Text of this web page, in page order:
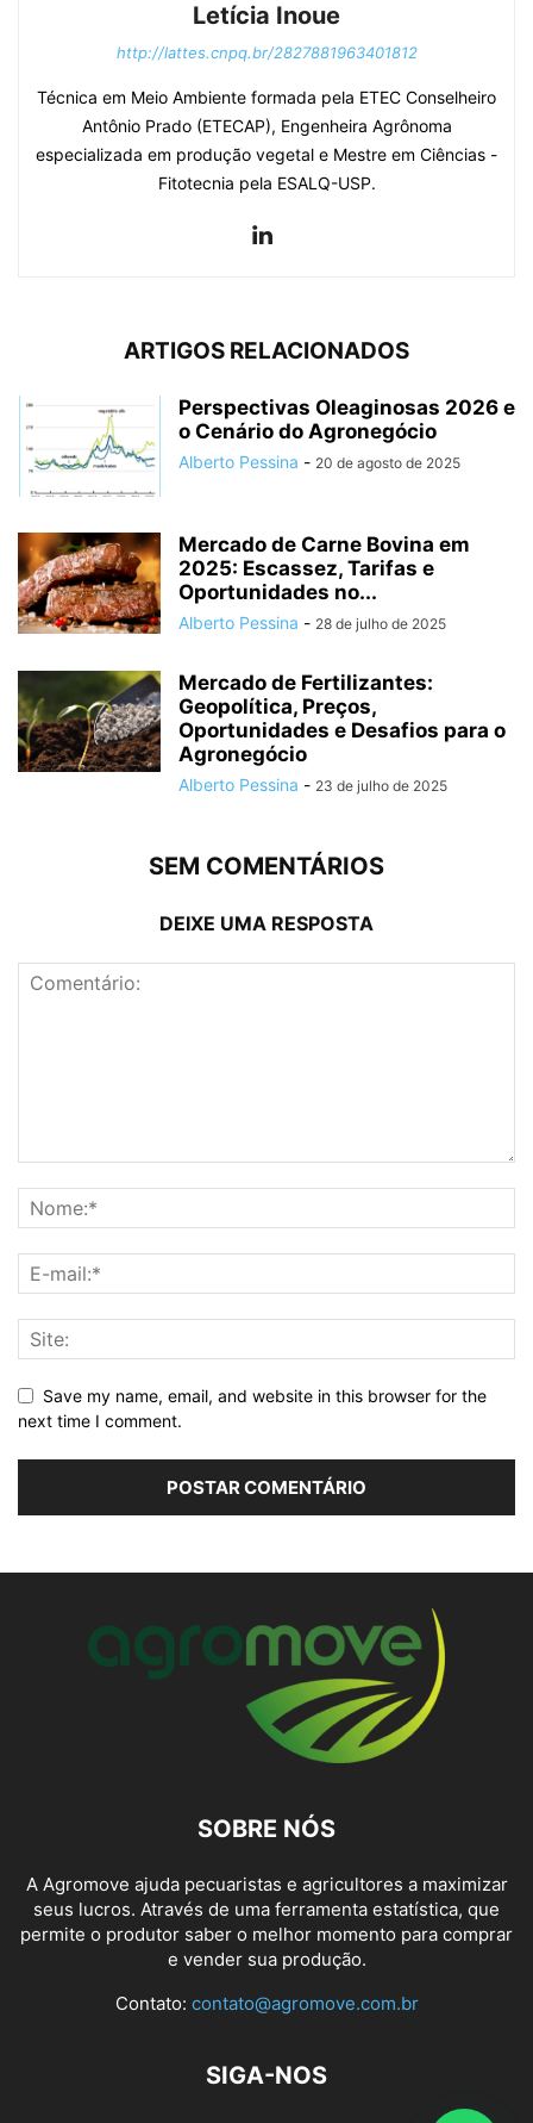
Letícia Inoue
http://lattes.cnpq.br/2827881963401812
Técnica em Meio Ambiente formada pela ETEC Conselheiro
Antônio Prado (ETECAP), Engenheira Agrônoma
especializada em produção vegetal e Mestre em Ciências -
Fitotecnia pela ESALQ-USP.
ARTIGOS RELACIONADOS
Perspectivas Oleaginosas 2026 e
o Cenário do Agronegócio
Alberto Pessina - 20 de agosto de 2025
Mercado de Carne Bovina em
2025: Escassez, Tarifas e
Oportunidades no...
Alberto Pessina - 28 de julho de 2025
Mercado de Fertilizantes:
Geopolítica, Preços,
Oportunidades e Desafios para o
Agronegócio
Alberto Pessina - 23 de julho de 2025
SEM COMENTÁRIOS
DEIXE UMA RESPOSTA
Save my name, email, and website in this browser for the
next time I comment.
SOBRE NÓS
A Agromove ajuda pecuaristas e agricultores a maximizar
seus lucros. Através de uma ferramenta estatística, que
permite o produtor saber o melhor momento para comprar
e vender sua produção.
Contato: contato@agromove.com.br
SIGA-NOS